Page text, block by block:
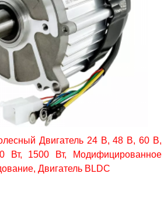
Двигатель 24 В, 48 В, 60 В,
Вт, 1500 Вт, Модифицированное
Двигатель BLDC